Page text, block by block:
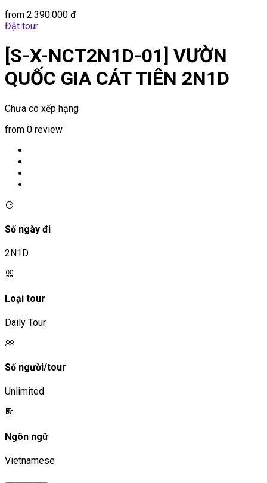
from 2.390.000 đ
Đặt tour
[S-X-NCT2N1D-01] VƯỜN
QUỐC GIA CÁT TIÊN 2N1D
Chưa có xếp hạng
from 0 review
Số ngày đi
2N1D
Loại tour
Daily Tour
Số người/tour
Unlimited
Ngôn ngữ
Vietnamese